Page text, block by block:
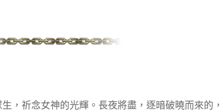
，祈念女神的光輝。長夜將盡，逐暗破曉而來的